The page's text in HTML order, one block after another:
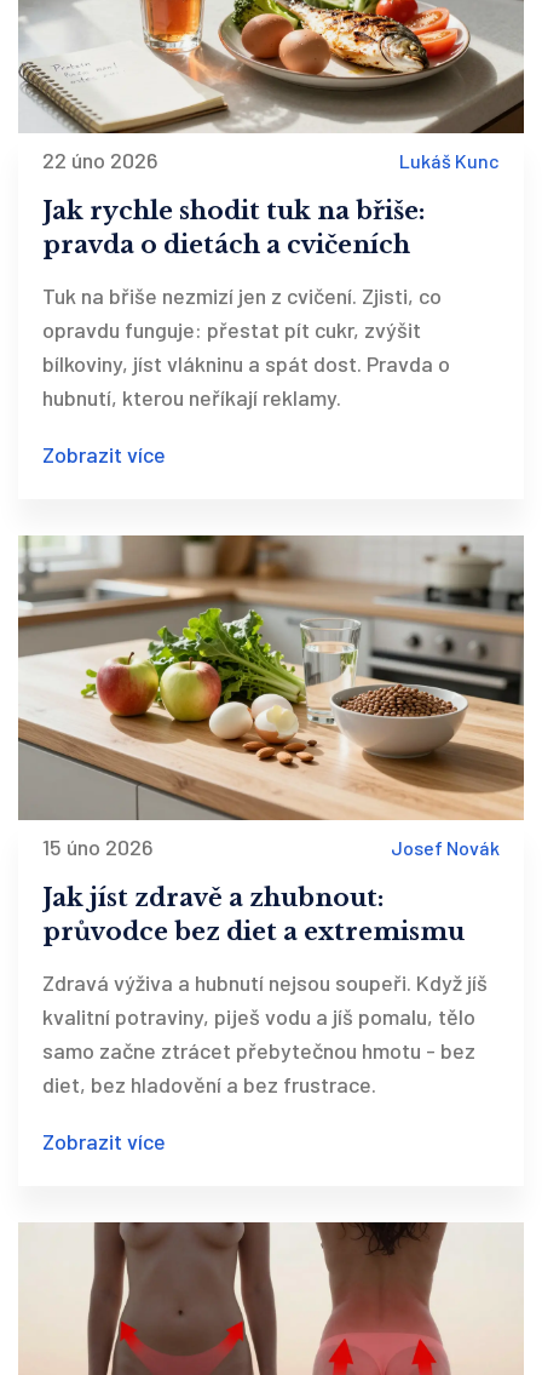
22 úno 2026 Lukáš Kunc
Jak rychle shodit tuk na břiše:
pravda o dietách a cvičeních
Tuk na břiše nezmizí jen z cvičení. Zjisti, co
opravdu funguje: přestat pít cukr, zvýšit
bílkoviny, jíst vlákninu a spát dost. Pravda o
hubnutí, kterou neříkají reklamy.
Zobrazit více
15 úno 2026 Josef Novák
Jak jíst zdravě a zhubnout:
průvodce bez diet a extremismu
Zdravá výživa a hubnutí nejsou soupeři. Když jíš
kvalitní potraviny, piješ vodu a jíš pomalu, tělo
samo začne ztrácet přebytečnou hmotu - bez
diet, bez hladovění a bez frustrace.
Zobrazit více